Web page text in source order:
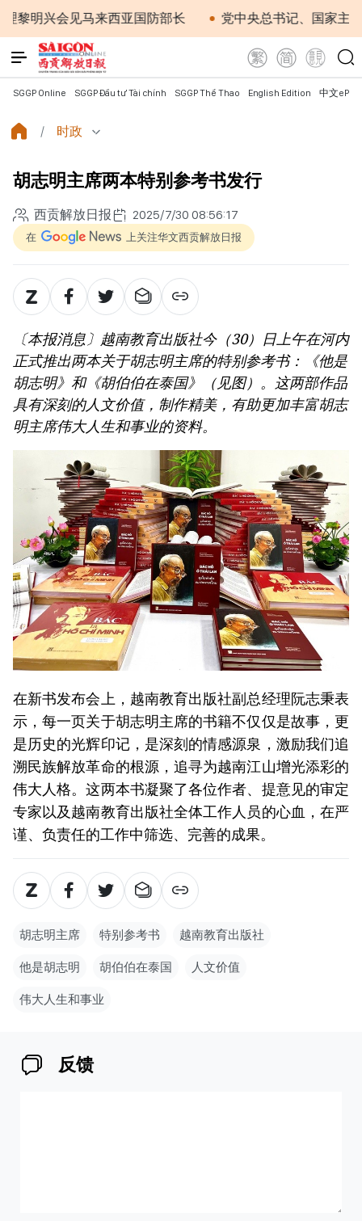
兴会见马来西亚国防部长 党中央总书记、国家主席苏
SGGP Online SGGP Đầu tư Tài chính SGGP Thể Thao English Edition 中文
时政
胡志明主席两本特别参考书发行
西贡解放日报 2025/7/30 08:56:17
在 上关注华文西贡解放日报
〔本报消息〕越南教育出版社今（30）日上午在河内
正式推出两本关于胡志明主席的特别参考书：《他是
胡志明》和《胡伯伯在泰国》（见图）。这两部作品
具有深刻的人文价值，制作精美，有助更加丰富胡志
明主席伟大人生和事业的资料。
在新书发布会上，越南教育出版社副总经理阮志秉表
示，每一页关于胡志明主席的书籍不仅仅是故事，更
是历史的光辉印记，是深刻的情感源泉，激励我们追
溯民族解放革命的根源，追寻为越南江山增光添彩的
伟大人格。这两本书凝聚了各位作者、提意见的审定
专家以及越南教育出版社全体工作人员的心血，在严
谨、负责任的工作中筛选、完善的成果。
胡志明主席 特别参考书 越南教育出版社
他是胡志明 胡伯伯在泰国 人文价值
伟大人生和事业
反馈